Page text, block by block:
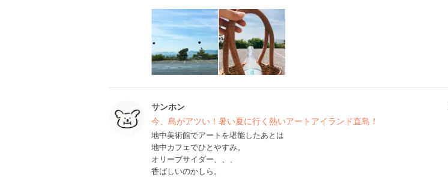
サンホン
今、島がアツい！暑い夏に行く熱いアートアイランド直島！
地中美術館でアートを堪能したあとは
地中カフェでひとやすみ。
オリーブサイダー、、、
香ばしいのかしら。